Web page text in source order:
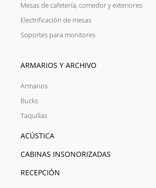
Mesas de cafetería, comedor y exteriores
Electrificación de mesas
Soportes para monitores
ARMARIOS Y ARCHIVO
Armarios
Bucks
Taquillas
ACÚSTICA
CABINAS INSONORIZADAS
RECEPCIÓN